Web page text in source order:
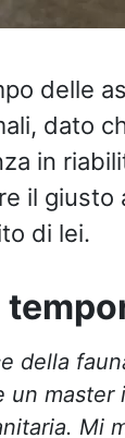
delle
dato
in
il
di lei.
della
un
Mi